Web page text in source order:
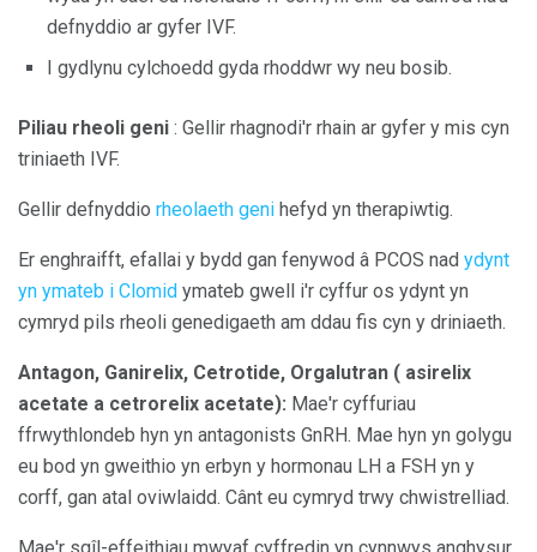
defnyddio ar gyfer IVF.
I gydlynu cylchoedd gyda rhoddwr wy neu bosib.
Piliau rheoli geni : Gellir rhagnodi'r rhain ar gyfer y mis cyn
triniaeth IVF.
Gellir defnyddio rheolaeth geni hefyd yn therapiwtig.
Er enghraifft, efallai y bydd gan fenywod â PCOS nad ydynt
yn ymateb i Clomid ymateb gwell i'r cyffur os ydynt yn
cymryd pils rheoli genedigaeth am ddau fis cyn y driniaeth.
Antagon, Ganirelix, Cetrotide, Orgalutran ( asirelix
acetate a cetrorelix acetate): Mae'r cyffuriau
ffrwythlondeb hyn yn antagonists GnRH. Mae hyn yn golygu
eu bod yn gweithio yn erbyn y hormonau LH a FSH yn y
corff, gan atal oviwlaidd. Cânt eu cymryd trwy chwistrelliad.